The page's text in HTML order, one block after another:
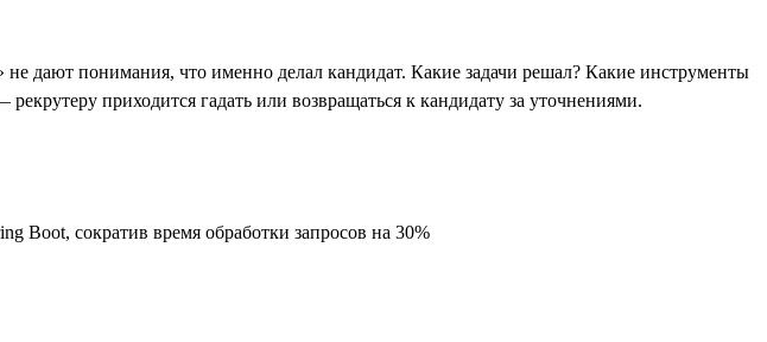
дают понимания, что именно делал кандидат. Какие задачи решал? Какие инструменты
приходится гадать или возвращаться к кандидату за уточнениями.
Boot, сократив время обработки запросов на 30%